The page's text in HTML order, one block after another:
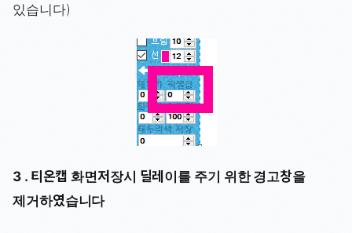
있습니다)
3 . 티온캡 화면저장시 딜레이를 주기 위한 경고창을
제거하였습니다